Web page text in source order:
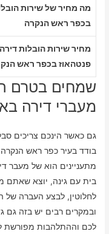
בכפר ראש הנקרה
פנטהאוז בכפר ראש
שמחים בטרם
מעברי דירה
גם כאשר הינכם צריכים
בודד בעיר כפר ראש
מתעניינים הוא של מעבר
בית עם גינה, יוצא שאתם
לחלוטין, לבצע העברה של
ובמקרים רבים יש בזה
לכם וההתלהבות מפורשת